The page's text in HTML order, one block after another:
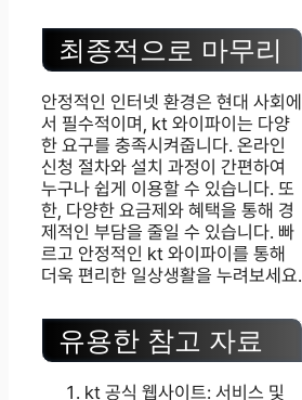
최종적으로 마무리
안정적인 인터넷 환경은 현대 사회에
서 필수적이며, kt 와이파이는 다양
한 요구를 충족시켜줍니다. 온라인
신청 절차와 설치 과정이 간편하여
누구나 쉽게 이용할 수 있습니다. 또
한, 다양한 요금제와 혜택을 통해 경
제적인 부담을 줄일 수 있습니다. 빠
르고 안정적인 kt 와이파이를 통해
더욱 편리한 일상생활을 누려보세요.
유용한 참고 자료
kt 공식 웹사이트: 서비스 및